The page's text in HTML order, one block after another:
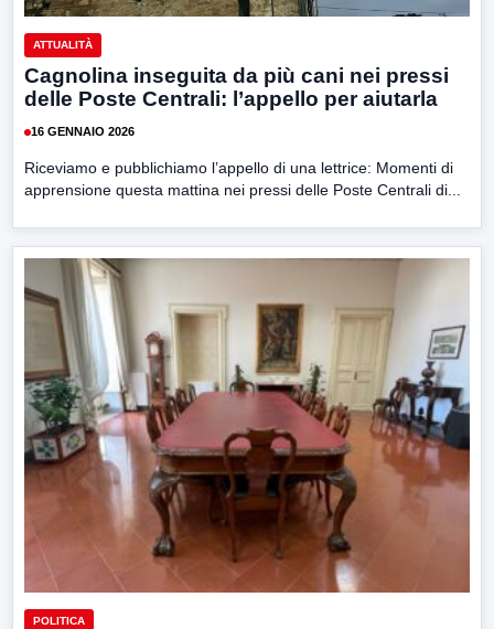
ATTUALITÀ
Cagnolina inseguita da più cani nei pressi
delle Poste Centrali: l’appello per aiutarla
16 GENNAIO 2026
Riceviamo e pubblichiamo l’appello di una lettrice: Momenti di
apprensione questa mattina nei pressi delle Poste Centrali di...
POLITICA